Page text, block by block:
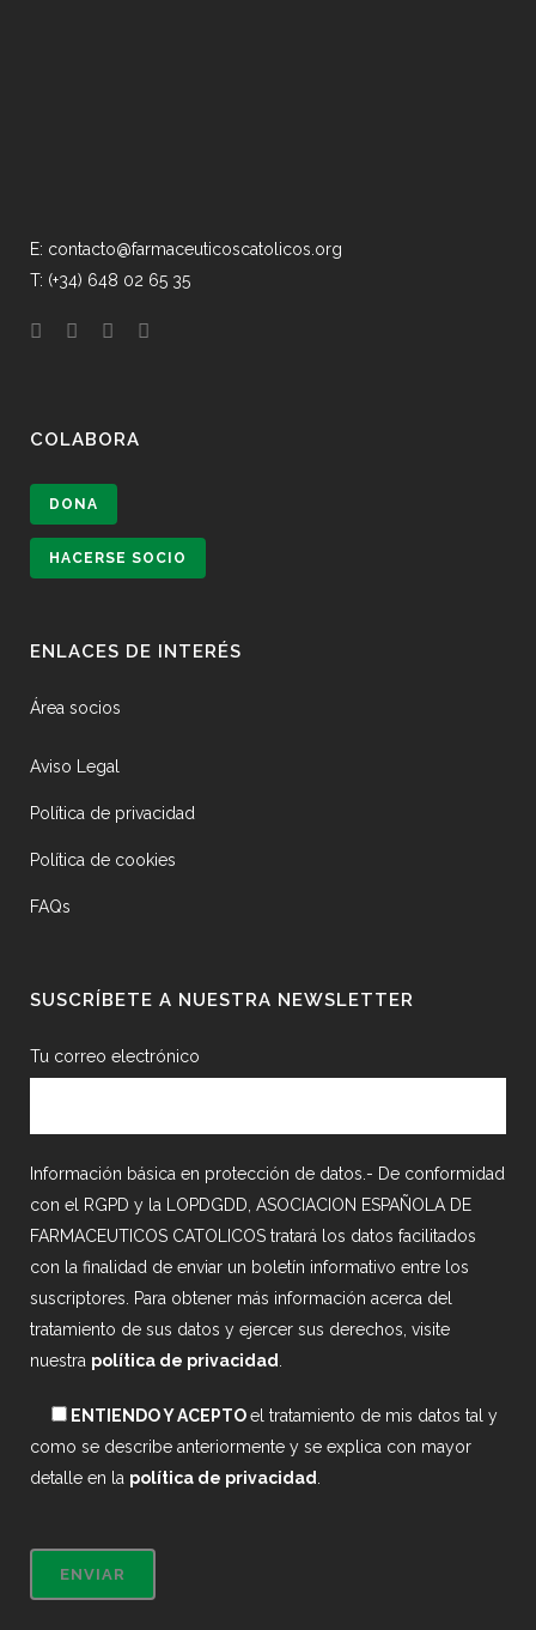
E: contacto@farmaceuticoscatolicos.org
T: (+34) 648 02 65 35
COLABORA
DONA
HACERSE SOCIO
ENLACES DE INTERÉS
Área socios
Aviso Legal
Política de privacidad
Política de cookies
FAQs
SUSCRÍBETE A NUESTRA NEWSLETTER
Tu correo electrónico
Información básica en protección de datos.- De conformidad
con el RGPD y la LOPDGDD, ASOCIACION ESPAÑOLA DE
FARMACEUTICOS CATOLICOS tratará los datos facilitados
con la finalidad de enviar un boletín informativo entre los
suscriptores. Para obtener más información acerca del
tratamiento de sus datos y ejercer sus derechos, visite
nuestra política de privacidad
ENTIENDO Y ACEPTOel tratamiento de mis datos tal y
como se describe anteriormente y se explica con mayor
detalle en la política de privacidad